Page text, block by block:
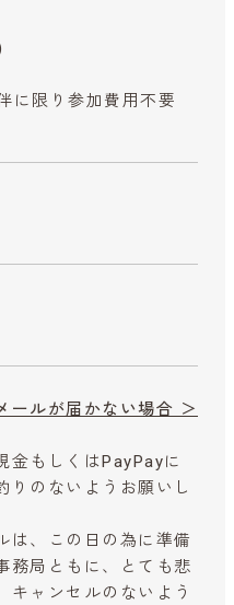
に限り参加費用不要
ールが届かない場合 ＞
金もしくはPayPayに
りのないようお願いし
は、この日の為に準備
務局ともに、とても悲
キャンセルのないよう